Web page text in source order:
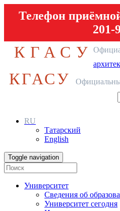
Телефон
201-
КГАСУ
КГАСУ
RU
Татарский
English
Toggle navigation
Университет
Сведения об
Университет сегодня